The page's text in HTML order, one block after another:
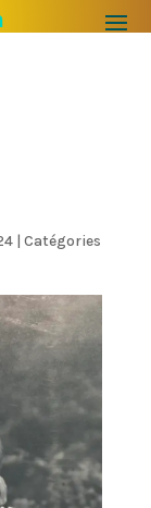
| Catégories